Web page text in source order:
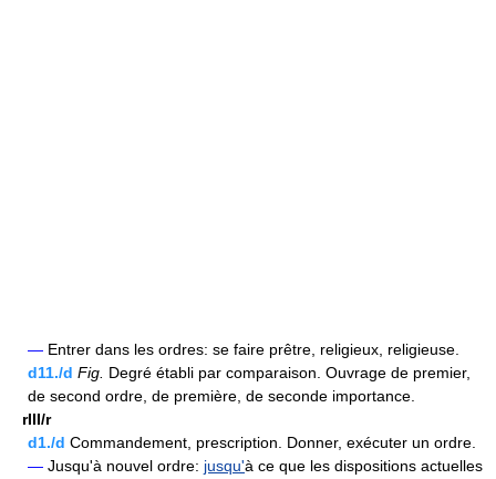
— Entrer dans les ordres: se faire prêtre, religieux, religieuse.
d11./d Fig. Degré établi par comparaison. Ouvrage de premier,
de second ordre, de première, de seconde importance.
rIII/r
d1./d Commandement, prescription. Donner, exécuter un ordre.
— Jusqu'à nouvel ordre: jusqu'à ce que les dispositions actuelles